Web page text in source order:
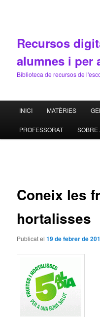
Recursos
alumnes i per
Biblioteca de recursos de
principal
Aneu
al
INICI MATÈRIES
PROFESSORAT SOBRE
Coneix les
hortalisses
Publicat el19 de febrer de